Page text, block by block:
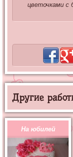
цветочками с
Другие
На юбилей